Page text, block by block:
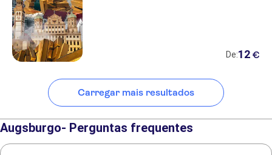
De:12 €
Carregar mais resultados
Augsburgo- Perguntas frequentes